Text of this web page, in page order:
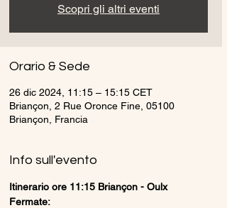
Scopri gli altri eventi
Orario & Sede
26 dic 2024, 11:15 – 15:15 CET
Briançon, 2 Rue Oronce Fine, 05100
Briançon, Francia
Info sull'evento
Itinerario ore 11:15 Briançon - Oulx
Fermate: